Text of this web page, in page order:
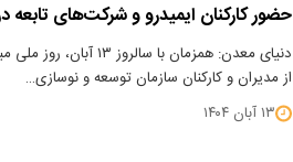
حضور کارکنان ایمیدرو و شرکت‌های تابعه در
دنیای معدن: همزمان با
از مدیران و کارکنان سازمان توسعه و نوسازی…
۱۳ آبان ۱۴۰۴